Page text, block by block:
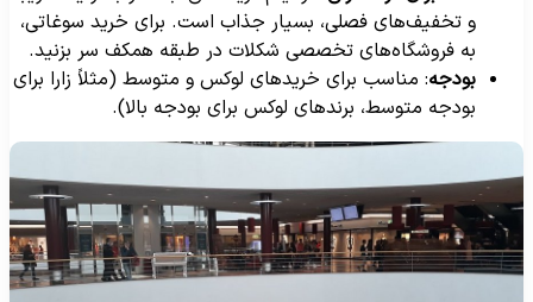
و تخفیف‌های فصلی، بسیار جذاب است. برای خرید سوغاتی،
به فروشگاه‌های تخصصی شکلات در طبقه همکف سر بزنید.
بودجه: مناسب برای خریدهای لوکس و متوسط (مثلاً زارا برای
بودجه متوسط، برندهای لوکس برای بودجه بالا).